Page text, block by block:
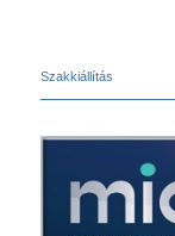
Szakkiállítás